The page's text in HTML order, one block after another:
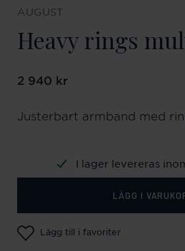
AUGUST
Heavy rings
Pris:2 940 kr
2 940 kr
Justerbart armband med
I lager levereras
LÄGG I
Lägg till i favoriter